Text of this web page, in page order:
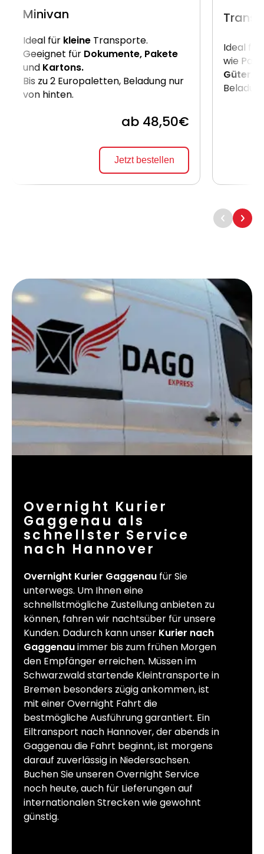
Minivan
Ideal für kleine Transporte.
Geeignet für Dokumente, Pakete
und Kartons.
Bis zu 2 Europaletten, Beladung nur
von hinten.
ab 48,50€
Jetzt bestellen
Ideal für
wie
Güter
Overnight Kurier
Gaggenau als
schnellster Service
nach Hannover
Overnight Kurier Gaggenau für Sie
unterwegs. Um Ihnen eine
schnellstmögliche Zustellung anbieten zu
können, fahren wir nachtsüber für unsere
Kunden. Dadurch kann unser Kurier nach
Gaggenauimmer bis zum frühen Morgen
den Empfänger erreichen. Müssen im
Schwarzwald startende Kleintransporte in
Bremen besonders zügig ankommen, ist
mit einer Overnight Fahrt die
bestmögliche Ausführung garantiert. Ein
Eiltransport nach Hannover, der abends in
Gaggenau die Fahrt beginnt, ist morgens
darauf zuverlässig in Niedersachsen.
Buchen Sie unseren Overnight Service
noch heute, auch für Lieferungen auf
internationalen Strecken wie gewohnt
günstig.